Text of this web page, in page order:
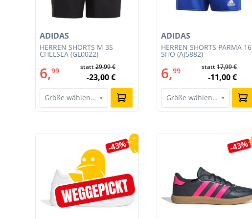
HERREN SHORTS M 3S
CHELSEA (GL0022)
ADIDAS
6,99 statt29,99 €
-23,00 €
Größe wählen… ▾
HERREN SHORTS PARMA 16
SHO (AJ5882)
ADIDAS
6,99 statt17,99 €
-11,00 €
Größe wählen… ▾
Produktgalerie überspringen
-43% -43%